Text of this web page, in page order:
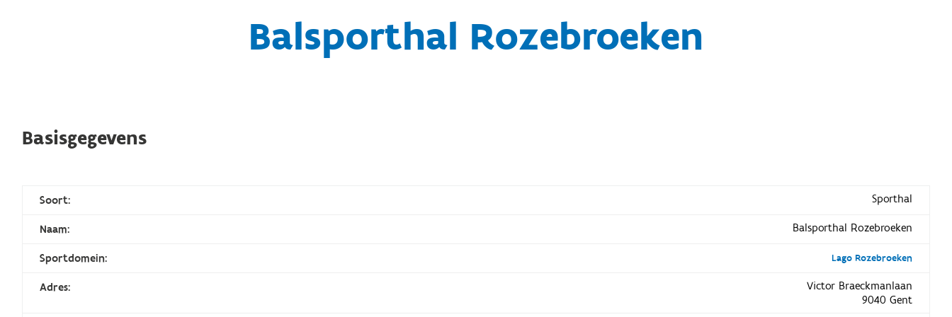
Balsporthal Rozebroeken
Basisgegevens
Soort: Sporthal
Naam: Balsporthal Rozebroeken
Sportdomein: Lago Rozebroeken
Adres:
Victor Braeckmanlaan
9040 Gent